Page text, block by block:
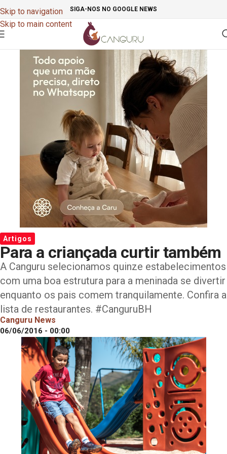
Skip to navigation
Skip to main content
SIGA-NOS NO GOOGLE NEWS
Artigos
Para a criançada curtir também
A Canguru selecionamos quinze estabelecimentos
com uma boa estrutura para a meninada se divertir
enquanto os pais comem tranquilamente. Confira a
lista de restaurantes. #CanguruBH
Canguru News
06/06/2016 - 00:00